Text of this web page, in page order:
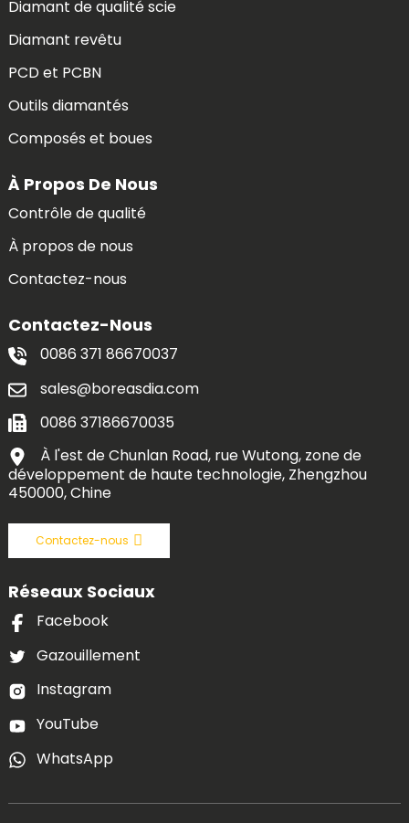
Diamant de qualité scie
Diamant revêtu
PCD et PCBN
Outils diamantés
Composés et boues
À Propos De Nous
Contrôle de qualité
À propos de nous
Contactez-nous
Contactez-Nous
0086 371 86670037
sales@boreasdia.com
0086 37186670035
À l'est de Chunlan Road, rue Wutong, zone de
développement de haute technologie, Zhengzhou
450000, Chine
Contactez-nous
Réseaux Sociaux
Facebook
Gazouillement
Instagram
YouTube
WhatsApp